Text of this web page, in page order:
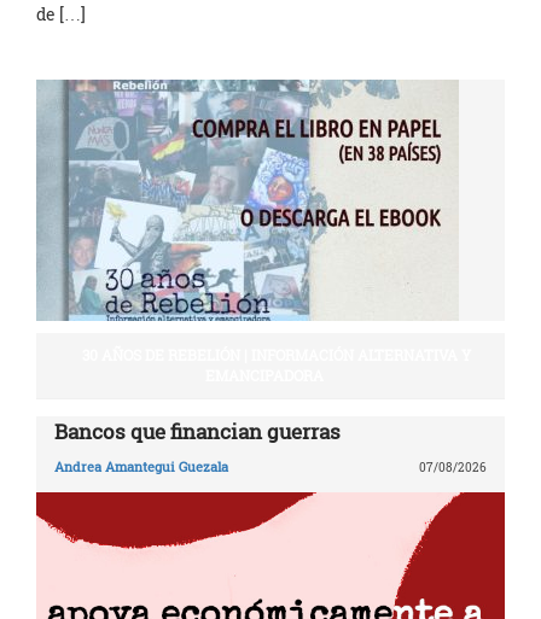
de […]
Bancos que financian guerras
Andrea Amantegui Guezala 07/08/2026